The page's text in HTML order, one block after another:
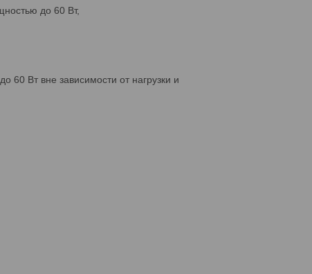
до 60 Вт,
60 Вт вне зависимости от нагрузки и